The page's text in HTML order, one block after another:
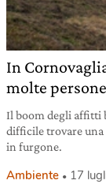
In
molte
Il boom degli affitti
difficile trovare una
in furgone.
Ambiente 17